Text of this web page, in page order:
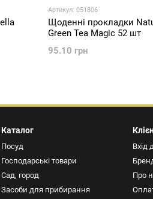
Артикул: 051806
Щоденні прокладки
Green Tea Magic 52 шт
95.10 грн
Каталог
Посуд
Господарські товари
Сад, город
Засоби для прибирання
Вхід
Про